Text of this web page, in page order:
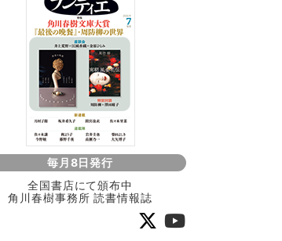
毎月8日発行
全国書店にて頒布中
角川春樹事務所 読書情報誌